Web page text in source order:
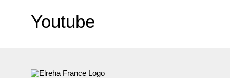
Youtube